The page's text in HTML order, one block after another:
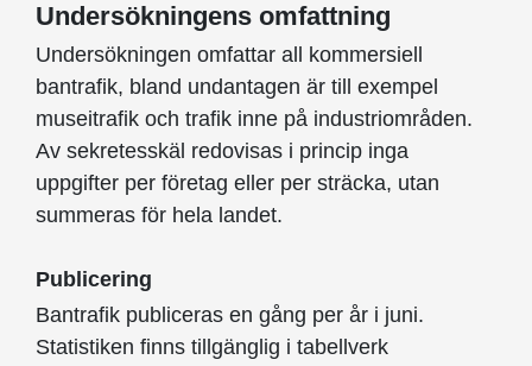
Undersökningens omfattning
Undersökningen omfattar all kommersiell
bantrafik, bland undantagen är till exempel
museitrafik och trafik inne på industriområden.
Av sekretesskäl redovisas i princip inga
uppgifter per företag eller per sträcka, utan
summeras för hela landet.
Publicering
Bantrafik publiceras en gång per år i juni.
Statistiken finns tillgänglig i tabellverk